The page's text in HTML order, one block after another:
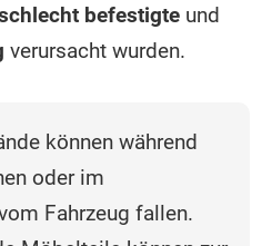
befestigte und
verursacht wurden.
können während
oder im
Fahrzeug fallen.